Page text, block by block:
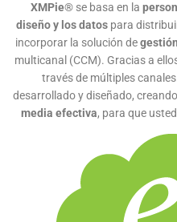
XMPie® se basa en la
diseño y los datos para
incorporar la solución de
multicanal (CCM). Gracias a
través de múltiples
desarrollado y diseñado,
media efectiva, para que